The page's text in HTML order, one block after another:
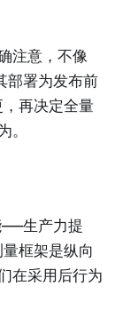
注意，不像
部署为发布前
再决定全量
。
——生产力提
框架是纵向
在采用后行为